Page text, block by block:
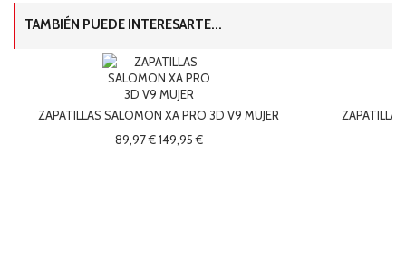
TAMBIÉN PUEDE INTERESARTE...
ZAPATILLAS SALOMON XA PRO 3D V9 MUJER
89,97 € 149,95 €